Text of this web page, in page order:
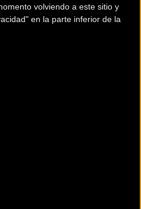
volviendo a este sitio y
en la parte inferior de la